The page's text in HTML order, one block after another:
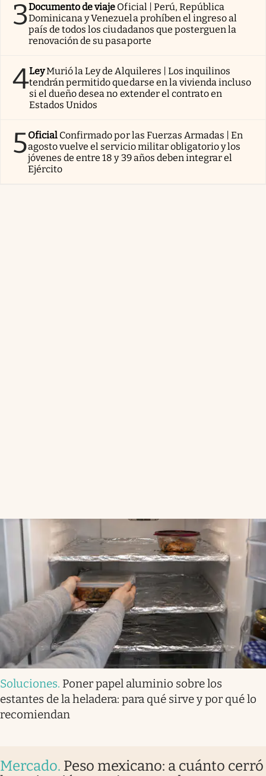
3Documento de viaje Oficial | Perú, República
Dominicana y Venezuela prohíben el ingreso al
país de todos los ciudadanos que posterguen la
renovación de su pasaporte
4LeyMurió la Ley de Alquileres | Los inquilinos
tendrán permitido quedarse en la vivienda incluso
si el dueño desea no extender el contrato en
Estados Unidos
5Oficial Confirmado por las Fuerzas Armadas | En
agosto vuelve el servicio militar obligatorio y los
jóvenes de entre 18 y 39 años deben integrar el
Ejército
Soluciones. Poner papel aluminio sobre los
estantes de la heladera: para qué sirve y por qué lo
recomiendan
Mercado. Peso mexicano: a cuánto cerró